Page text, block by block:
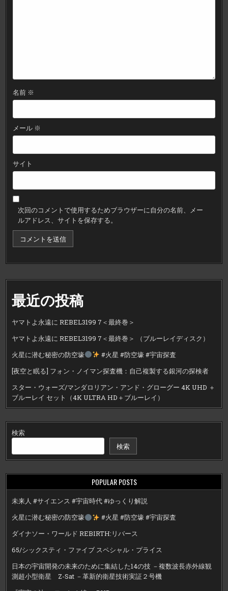
名前 ※
メール ※
サイト
次回のコメントで使用するためブラウザーに自分の名前、メー
ルアドレス、サイトを保存する。
最近の投稿
ヤマトよ永遠に REBEL3199 7＜最終巻＞
ヤマトよ永遠に REBEL3199 7＜最終巻＞ （ブルーレイディスク）
火星に潜む秘密の防空壕
#火星 #防空壕 #宇宙探査
[夜空と眠る] フォン・ノイマン探査機：自己複製する銀河の探検者
スター・ウォーズ/マンダロリアン・アンド・グローグー 4K UHD ＋
ブルーレイ セット（4K ULTRA HD＋ブルーレイ）
検索
検索
POPULAR POSTS
未来人 #サイエンス #宇宙時代 #ゆっくり解説
火星に潜む秘密の防空壕
#火星 #防空壕 #宇宙探査
ダイナソー・ワールド REBIRTH:リバース
65/シックスティ・ファイブ スペシャル・プライス
日本の宇宙開発の未来のために集結した14の技 －複数波長赤外線観
測超小型衛星 Z-Sat －革新的衛星技術実証２号機